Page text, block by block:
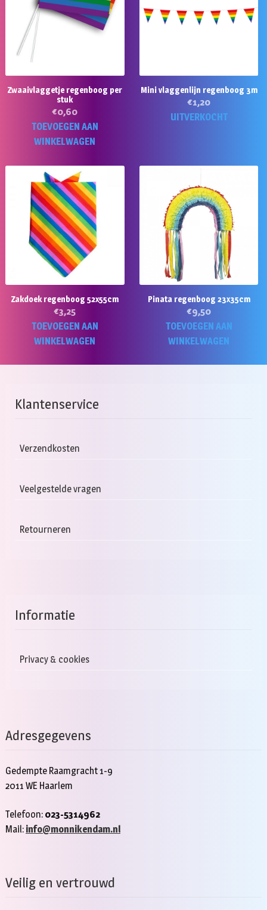
Zwaaivlaggetje regenboog per
stuk
€0,60
TOEVOEGEN AAN
WINKELWAGEN
Mini vlaggenlijn regenboog 3m
€1,20
UITVERKOCHT
Zakdoek regenboog 52x55cm
€3,25
TOEVOEGEN AAN
WINKELWAGEN
Pinata regenboog 23x35cm
€9,50
TOEVOEGEN AAN
WINKELWAGEN
Klantenservice
Verzendkosten
Veelgestelde vragen
Retourneren
Informatie
Privacy & cookies
Adresgegevens
Gedempte Raamgracht 1-9
2011 WE Haarlem
Telefoon: 023-5314962
Mail: info@monnikendam.nl
Veilig en vertrouwd